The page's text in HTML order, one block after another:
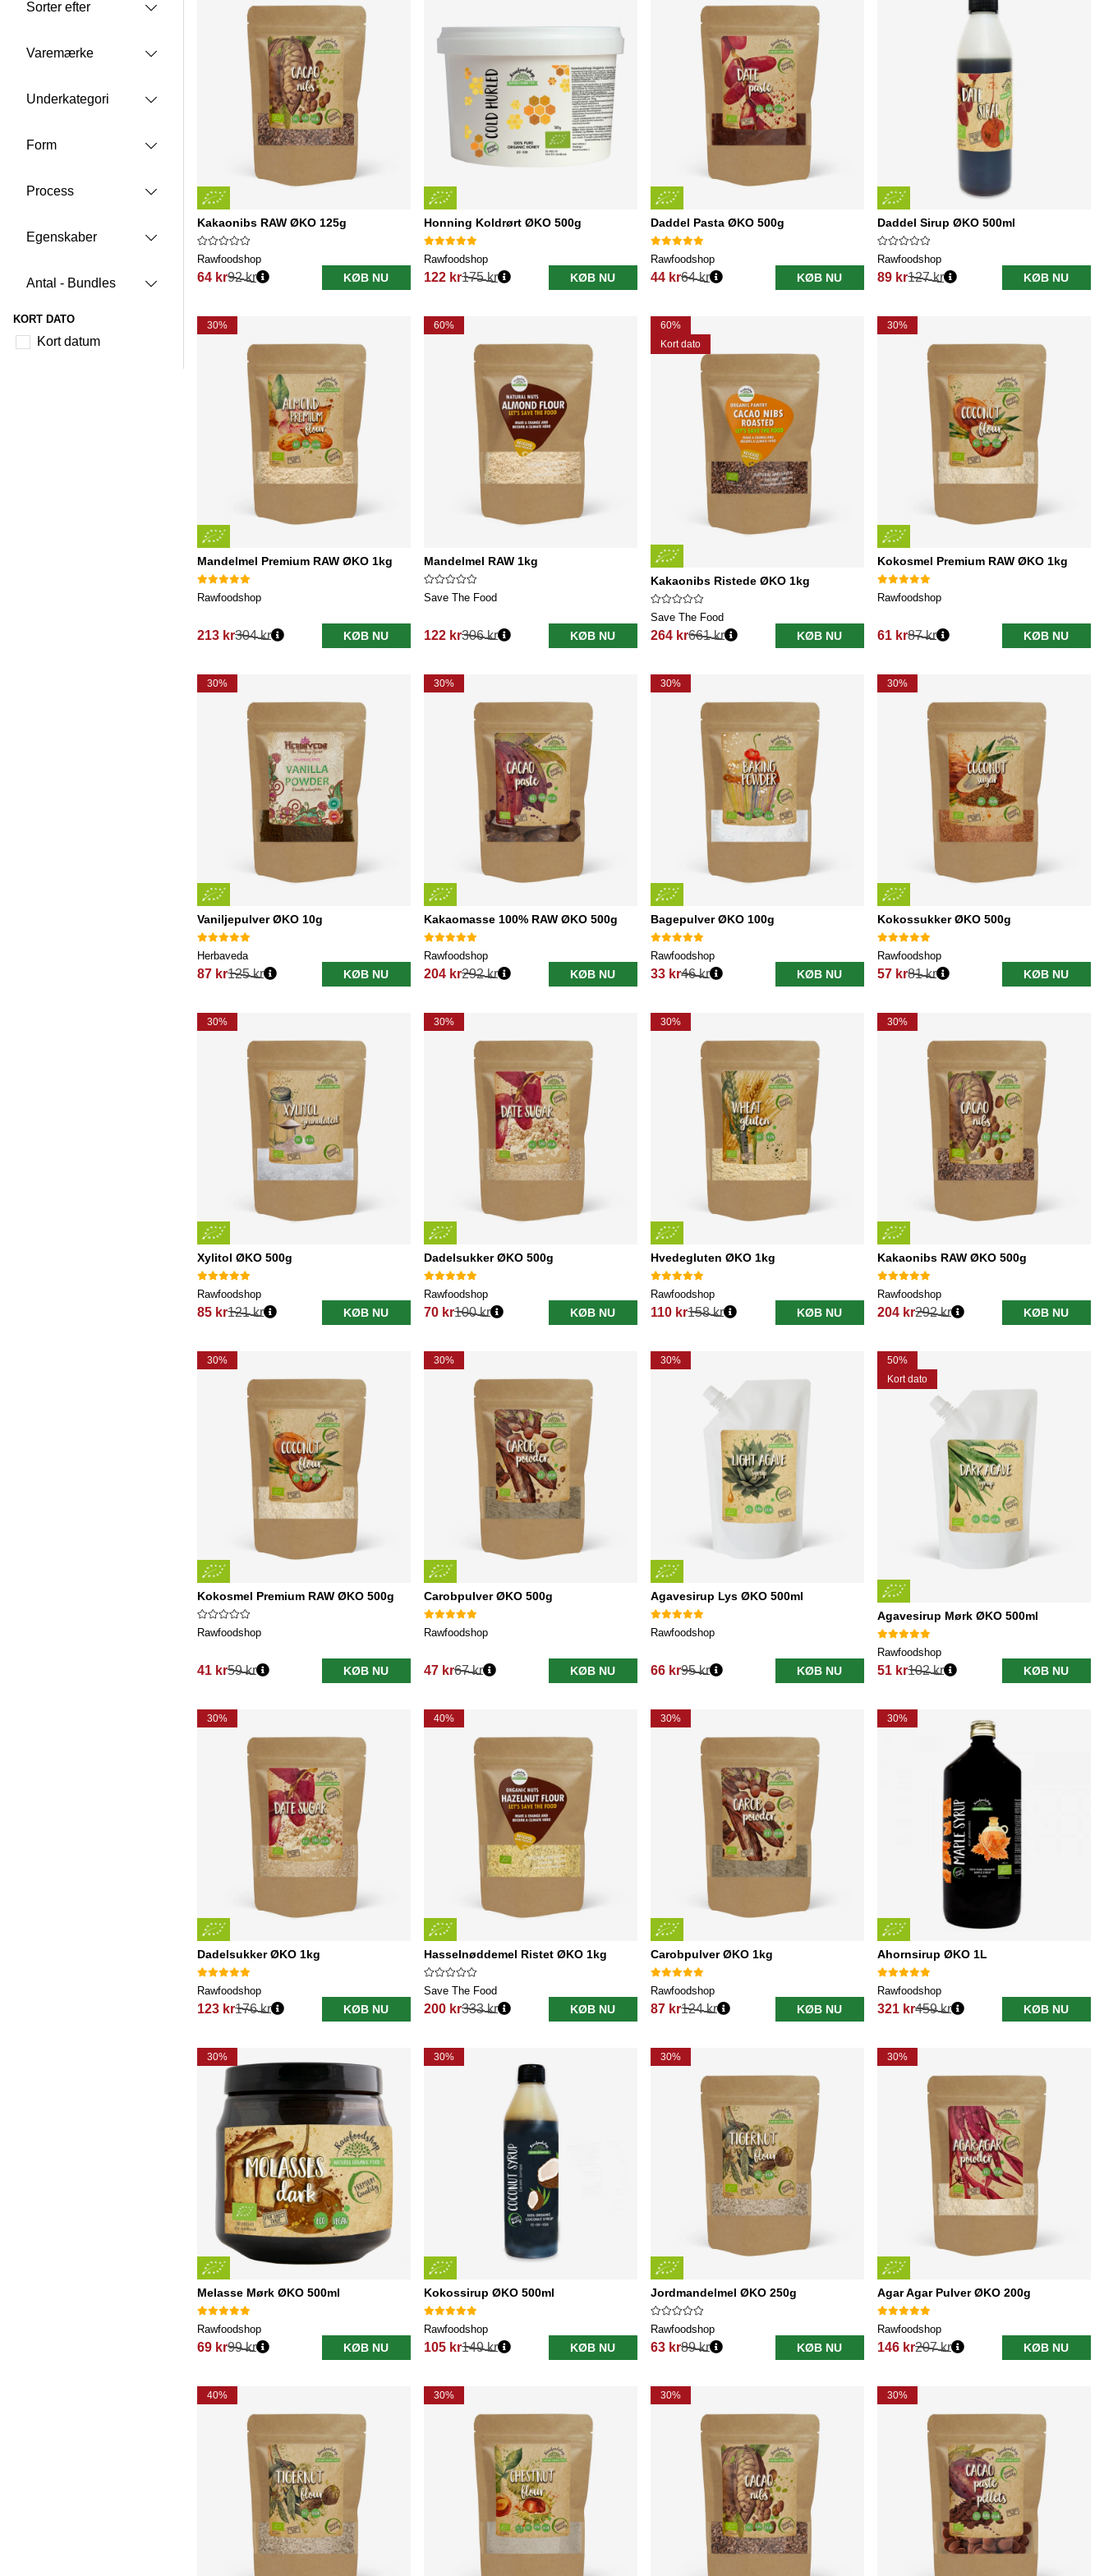
Sorter efter
Varemærke
Underkategori
Form
Process
Egenskaber
Antal - Bundles
KORT DATO
Kort datum
Kakaonibs RAW ØKO 125g
Rawfoodshop
64 kr
Normalpris:
92 kr KØB NU
Honning Koldrørt ØKO 500g
Rawfoodshop
122 kr
Normalpris:
175 kr KØB NU
Daddel Pasta ØKO 500g
Rawfoodshop
44 kr
Normalpris:
64 kr KØB NU
Daddel Sirup ØKO 500ml
Rawfoodshop
89 kr
Normalpris:
127 kr KØB NU
30%
Mandelmel Premium RAW ØKO 1kg
Rawfoodshop
213 kr
Normalpris:
304 kr KØB NU
60%
Mandelmel RAW 1kg
Save The Food
122 kr
Normalpris:
306 kr KØB NU
60%
Kort dato
Kakaonibs Ristede ØKO 1kg
Save The Food
264 kr
Normalpris:
661 kr KØB NU
30%
Kokosmel Premium RAW ØKO 1kg
Rawfoodshop
61 kr
Normalpris:
87 kr KØB NU
30%
Vaniljepulver ØKO 10g
Herbaveda
87 kr
Normalpris:
125 kr KØB NU
30%
Kakaomasse 100% RAW ØKO 500g
Rawfoodshop
204 kr
Normalpris:
292 kr KØB NU
30%
Bagepulver ØKO 100g
Rawfoodshop
33 kr
Normalpris:
46 kr KØB NU
30%
Kokossukker ØKO 500g
Rawfoodshop
57 kr
Normalpris:
81 kr KØB NU
30%
Xylitol ØKO 500g
Rawfoodshop
85 kr
Normalpris:
121 kr KØB NU
30%
Dadelsukker ØKO 500g
Rawfoodshop
70 kr
Normalpris:
100 kr KØB NU
30%
Hvedegluten ØKO 1kg
Rawfoodshop
110 kr
Normalpris:
158 kr KØB NU
30%
Kakaonibs RAW ØKO 500g
Rawfoodshop
204 kr
Normalpris:
292 kr KØB NU
30%
Kokosmel Premium RAW ØKO 500g
Rawfoodshop
41 kr
Normalpris:
59 kr KØB NU
30%
Carobpulver ØKO 500g
Rawfoodshop
47 kr
Normalpris:
67 kr KØB NU
30%
Agavesirup Lys ØKO 500ml
Rawfoodshop
66 kr
Normalpris:
95 kr KØB NU
50%
Kort dato
Agavesirup Mørk ØKO 500ml
Rawfoodshop
51 kr
Normalpris:
102 kr KØB NU
30%
Dadelsukker ØKO 1kg
Rawfoodshop
123 kr
Normalpris:
176 kr KØB NU
40%
Hasselnøddemel Ristet ØKO 1kg
Save The Food
200 kr
Normalpris:
333 kr KØB NU
30%
Carobpulver ØKO 1kg
Rawfoodshop
87 kr
Normalpris:
124 kr KØB NU
30%
Ahornsirup ØKO 1L
Rawfoodshop
321 kr
Normalpris:
459 kr KØB NU
30%
Melasse Mørk ØKO 500ml
Rawfoodshop
69 kr
Normalpris:
99 kr KØB NU
30%
Kokossirup ØKO 500ml
Rawfoodshop
105 kr
Normalpris:
149 kr KØB NU
30%
Jordmandelmel ØKO 250g
Rawfoodshop
63 kr
Normalpris:
89 kr KØB NU
30%
Agar Agar Pulver ØKO 200g
Rawfoodshop
146 kr
Normalpris:
207 kr KØB NU
40% 30% 30% 30%